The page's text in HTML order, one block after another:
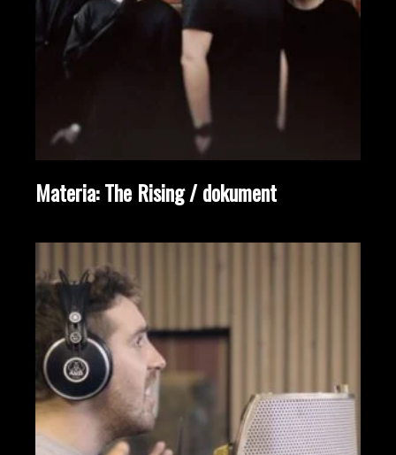
Materia: The Rising / dokument